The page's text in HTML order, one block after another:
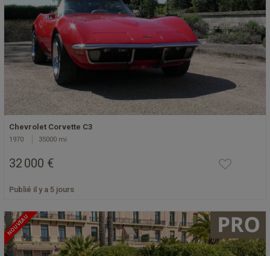
Chevrolet Corvette C3
1970 35000 mi
32 000 €
Publié il y a 5 jours
NOUVEAU